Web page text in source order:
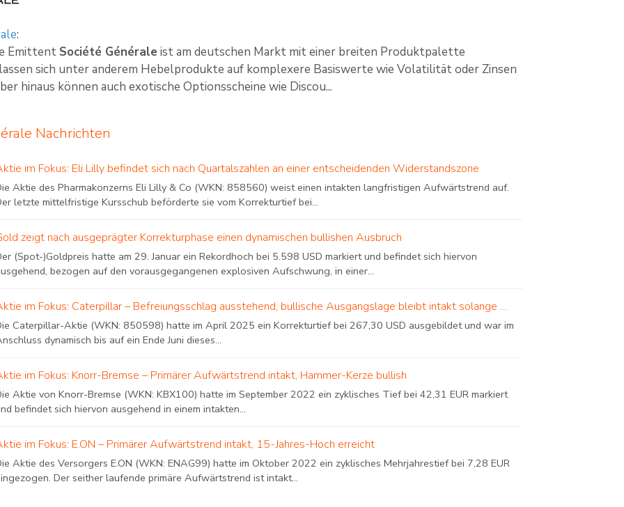
:
Emittent Société Générale ist am deutschen Markt mit einer breiten Produktpalette
sich unter anderem Hebelprodukte auf komplexere Basiswerte wie Volatilität oder Zinsen
hinaus können auch exotische Optionsscheine wie Discou...
Nachrichten
im Fokus: Eli Lilly befindet sich nach Quartalszahlen an einer entscheidenden Widerstandszone
Aktie des Pharmakonzerns Eli Lilly & Co (WKN: 858560) weist einen intakten langfristigen Aufwärtstrend auf.
letzte mittelfristige Kursschub beförderte sie vom Korrekturtief bei...
zeigt nach ausgeprägter Korrekturphase einen dynamischen bullishen Ausbruch
(Spot-)Goldpreis hatte am 29. Januar ein Rekordhoch bei 5.598 USD markiert und befindet sich hiervon
bezogen auf den vorausgegangenen explosiven Aufschwung, in einer...
im Fokus: Caterpillar – Befreiungsschlag ausstehend, bullische Ausgangslage bleibt intakt solange …
Caterpillar-Aktie (WKN: 850598) hatte im April 2025 ein Korrekturtief bei 267,30 USD ausgebildet und war im
dynamisch bis auf ein Ende Juni dieses...
im Fokus: Knorr-Bremse – Primärer Aufwärtstrend intakt, Hammer-Kerze bullish
Aktie von Knorr-Bremse (WKN: KBX100) hatte im September 2022 ein zyklisches Tief bei 42,31 EUR markiert
befindet sich hiervon ausgehend in einem intakten...
im Fokus: E.ON – Primärer Aufwärtstrend intakt, 15-Jahres-Hoch erreicht
Aktie des Versorgers E.ON (WKN: ENAG99) hatte im Oktober 2022 ein zyklisches Mehrjahrestief bei 7,28 EUR
Der seither laufende primäre Aufwärtstrend ist intakt...